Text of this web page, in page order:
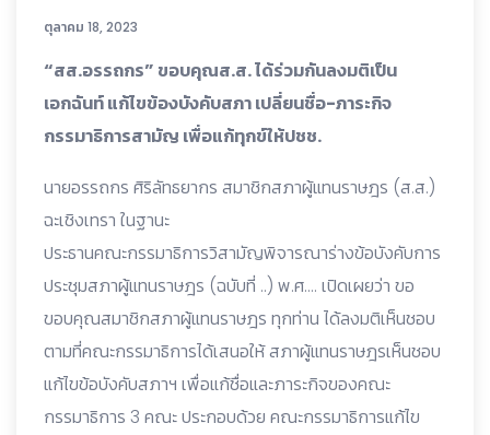
ตุลาคม 18, 2023
“สส.อรรถกร” ขอบคุณส.ส. ได้ร่วมกันลงมติเป็น
เอกฉันท์ แก้ไขข้องบังคับสภา เปลี่ยนชื่อ-ภาระกิจ
กรรมาธิการสามัญ เพื่อแก้ทุกข์ให้ปชช.
นายอรรถกร ศิริลัทธยากร สมาชิกสภาผู้แทนราษฎร (ส.ส.)
ฉะเชิงเทรา ในฐานะ
ประธานคณะกรรมาธิการวิสามัญพิจารณาร่างข้อบังคับการ
ประชุมสภาผู้แทนราษฎร (ฉบับที่ ..) พ.ศ…. เปิดเผยว่า ขอ
ขอบคุณสมาชิกสภาผู้แทนราษฎร ทุกท่าน ได้ลงมติเห็นชอบ
ตามที่คณะกรรมาธิการได้เสนอให้ สภาผู้แทนราษฎรเห็นชอบ
แก้ไขข้อบังคับสภาฯ เพื่อแก้ชื่อและภาระกิจของคณะ
กรรมาธิการ 3 คณะ ประกอบด้วย คณะกรรมาธิการแก้ไข